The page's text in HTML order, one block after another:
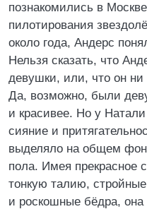
познакомились в
пилотирования
около года, Андерс
Нельзя сказать, что
девушки, или, что он ни
Да, возможно, были
и красивее. Но у
сияние и
выделяло на общем
пола. Имея прекрасное
тонкую талию,
и роскошные бёдра, она